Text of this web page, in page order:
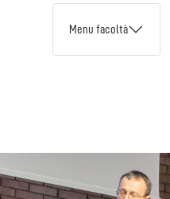
Menu facoltà